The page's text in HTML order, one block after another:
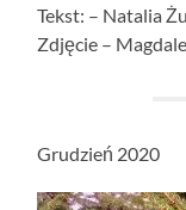
Tekst: – Natalia
Zdjęcie –
Grudzień 2020